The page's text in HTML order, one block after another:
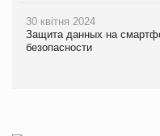
30 квітня 2024
Защита данных на
безопасности